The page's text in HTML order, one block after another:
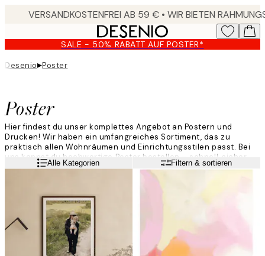
content.
SALE - 50% RABATT AUF POSTER*
Desenio▸Poster
Poster
Hier findest du unser komplettes Angebot an Postern und
Drucken! Wir haben ein umfangreiches Sortiment, das zu
praktisch allen Wohnräumen und Einrichtungsstilen passt. Bei
uns kannst du hochwertige Poster bestellen – schnell, sicher
und in vielen Formaten. Unsere Motive werden laufend mit
beliebten Drucken und exklusiven Motiven aktualisiert, damit du
Poster bestellen war noch nie so einfach. Entdecke deine
Lieblingsmotive und verleihe deinen Wänden frischen Wind mit
trendigen Postern von Desenio!
WeiterlesenAlle Kategorien Filtern & sortieren